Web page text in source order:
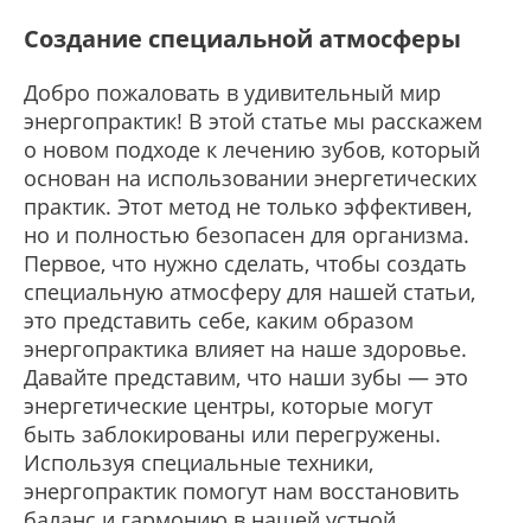
Создание специальной атмосферы
Добро пожаловать в удивительный мир
энергопрактик! В этой статье мы расскажем
о новом подходе к лечению зубов, который
основан на использовании энергетических
практик. Этот метод не только эффективен,
но и полностью безопасен для организма.
Первое, что нужно сделать, чтобы создать
специальную атмосферу для нашей статьи,
это представить себе, каким образом
энергопрактика влияет на наше здоровье.
Давайте представим, что наши зубы — это
энергетические центры, которые могут
быть заблокированы или перегружены.
Используя специальные техники,
энергопрактик помогут нам восстановить